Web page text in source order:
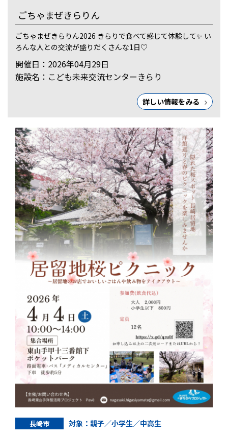
ごちゃまぜきらりん
ごちゃまぜきらりん2026 きらりで食べて感じて体験して✨ い
ろんな人との交流が盛りだくさんな1日♡
開催日：2026年04月29日
施設名：こども未来交流センターきらり
詳しい情報をみる
長崎市 対象：親子／小学生／中高生